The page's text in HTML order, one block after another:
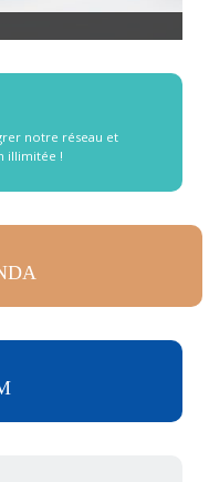
notre réseau et
illimitée !